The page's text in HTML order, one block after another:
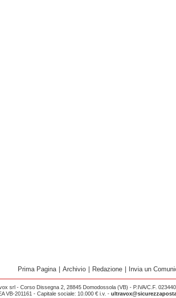
Prima Pagina Archivio Redazione Invia un
srl - Corso Dissegna 2, 28845 Domodossola (VB) - P.IVA/C.F.
VB-201161 - Capitale sociale: 10.000 € i.v. -